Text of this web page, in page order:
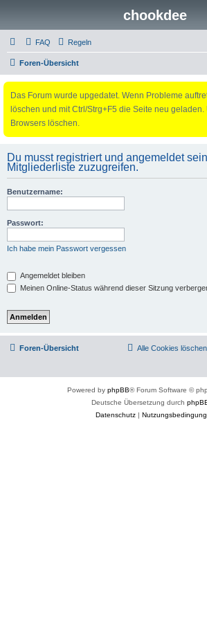
chookdee
FAQ Regeln
Foren-Übersicht
Das Forum wurde upgedatet. Wenn Probleme
löschen und mit Ctrl/Strg+F5 die Seite neu
Browsers löschen.
Du musst registriert und angemeldet
Mitgliederliste zuzugreifen.
Benutzername:
Passwort:
Ich habe mein Passwort vergessen
Angemeldet bleiben
Meinen Online-Status während dieser Sitzung
Foren-Übersicht Alle Cookies löschen
Powered by phpBB® Forum Software ©
Deutsche Übersetzung durch
Datenschutz|